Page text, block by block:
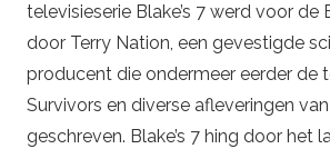
televisieserie Blake’s 7 werd voor de
door Terry Nation, een gevestigde
producent die ondermeer eerder de
Survivors en diverse afleveringen
geschreven. Blake’s 7 hing door het